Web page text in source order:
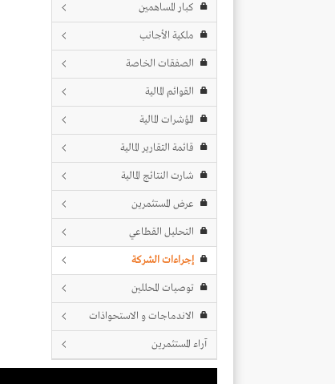
كبار المساهمين
ملكية الأجانب
الصفقات الخاصة
القوائم المالية
المؤشرات المالية
قائمة التقارير المالية
شارت النتائج المالية
عرض المستثمرين
التحليل القطاعي
إجراءات الشركة
توصيات المحللين
الاندماجات و الاستحواذات
آراء المستثمرين